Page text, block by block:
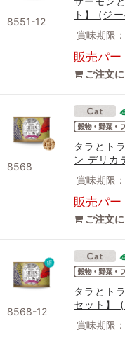
8551-12
ト】 (ジ
賞味期限
販売パ
ご注文
8568
タラとト
ン デリカ
賞味期限
販売パ
ご注文
8568-12
タラとト
セット】
賞味期限